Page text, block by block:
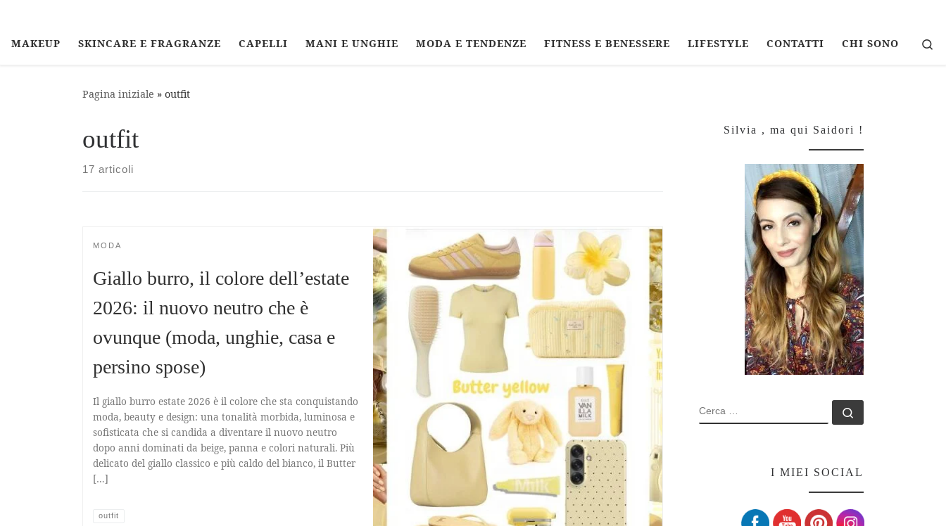
MAKEUP SKINCARE E FRAGRANZE CAPELLI MANI E UNGHIE MODA E TENDENZE FITNESS E BENESSERE LIFESTYLE CONTATTI CHI SONO
Pagina iniziale » outfit
outfit
17 articoli
MODA
Giallo burro, il colore dell’estate
2026: il nuovo neutro che è
ovunque (moda, unghie, casa e
persino spose)
Il giallo burro estate 2026 è il colore che sta conquistando
moda, beauty e design: una tonalità morbida, luminosa e
sofisticata che si candida a diventare il nuovo neutro
dopo anni dominati da beige, panna e colori naturali. Più
delicato del giallo classico e più caldo del bianco, il Butter
[…]
outfit
Silvia , ma qui Saidori !
CERCA
I MIEI SOCIAL